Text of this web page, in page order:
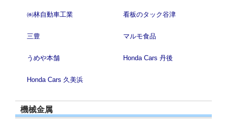
㈱林自動車工業 看板のタック谷津
三豊 マルモ食品
うめや本舗 Honda Cars 丹後
Honda Cars 久美浜
機械金属